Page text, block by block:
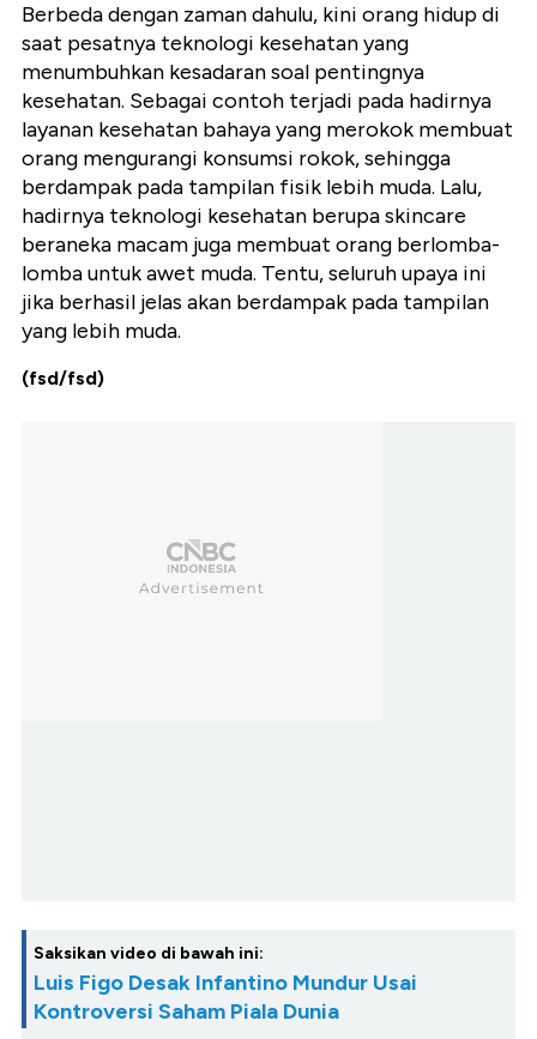
Berbeda dengan zaman dahulu, kini orang hidup di
saat pesatnya teknologi kesehatan yang
menumbuhkan kesadaran soal pentingnya
kesehatan. Sebagai contoh terjadi pada hadirnya
layanan kesehatan bahaya yang merokok membuat
orang mengurangi konsumsi rokok, sehingga
berdampak pada tampilan fisik lebih muda. Lalu,
hadirnya teknologi kesehatan berupa skincare
beraneka macam juga membuat orang berlomba-
lomba untuk awet muda. Tentu, seluruh upaya ini
jika berhasil jelas akan berdampak pada tampilan
yang lebih muda.
(fsd/fsd)
Saksikan video di bawah ini:
Luis Figo Desak Infantino Mundur Usai
Kontroversi Saham Piala Dunia